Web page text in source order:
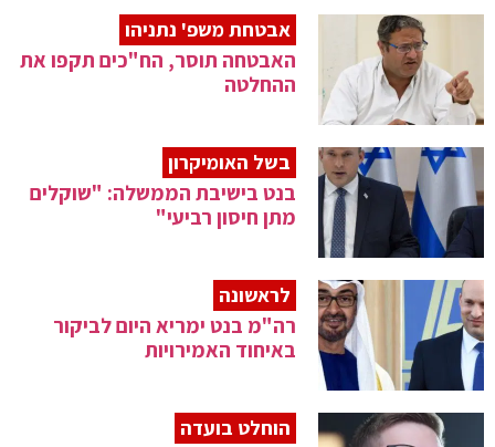
אבטחת משפ' נתניהו
האבטחה תוסר, הח"כים תקפו את
ההחלטה
בשל האומיקרון
בנט בישיבת הממשלה: "שוקלים
מתן חיסון רביעי"
לראשונה
רה"מ בנט ימריא היום לביקור
באיחוד האמירויות
הוחלט בועדה